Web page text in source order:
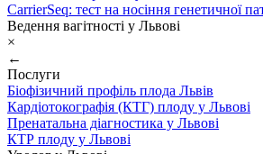
CarrierSeq: тест на носіння генетичної
Ведення вагітності у Львові
×
←
Послуги
Біофізичний профіль плода Львів
Кардіотокографія (КТГ) плоду у Львові
Пренатальна діагностика у Львові
КТР плоду у Львові